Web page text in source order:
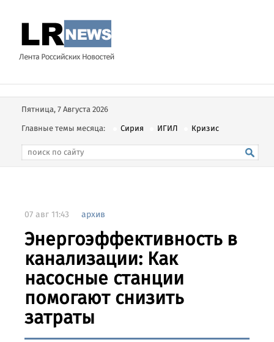
Пятница, 7 Августа 2026
Главные темы месяца:
Сирия ИГИЛ Кризис
07 авг 11:43 архив
Энергоэффективность в
канализации: Как
насосные станции
помогают снизить
затраты